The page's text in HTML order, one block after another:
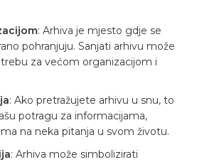
: Arhiva je mjesto gdje se
pohranjuju. Sanjati arhivu može
za većom organizacijom i
: Ako pretražujete arhivu u snu, to
potragu za informacijama,
na neka pitanja u svom životu.
: Arhiva može simbolizirati